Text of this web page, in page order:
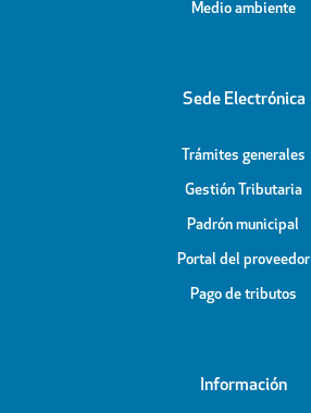
Medio ambiente
Sede Electrónica
Trámites generales
Gestión Tributaria
Padrón municipal
Portal del proveedor
Pago de tributos
Información